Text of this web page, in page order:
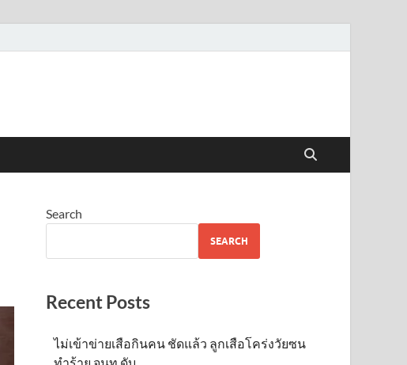
Search
SEARCH
Recent Posts
ไม่เข้าข่าย​เสือกินคน ชัดแล้ว ลูกเสือโคร่งวัยซน